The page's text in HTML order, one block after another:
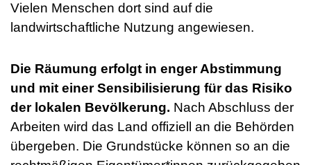
Vielen Menschen dort sind auf die
landwirtschaftliche Nutzung angewiesen.
Die Räumung erfolgt in enger Abstimmung
und mit einer Sensibilisierung für das Risiko
der lokalen Bevölkerung. Nach Abschluss der
Arbeiten wird das Land offiziell an die Behörden
übergeben. Die Grundstücke können so an die